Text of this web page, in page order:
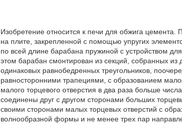
Изобретение относится к печи для обжига
на плите, закрепленной с помощью упругих
по всей длине барабана пружиной с устройством
этом барабан смонтирован из секций, собранных из
одинаковых равнобедренных треугольников,
равносторонними трапециями, с образованием
малого торцевого отверстия в два раза больше
соединены друг с другом сторонами больших
своими сторонами малых торцевых отверстий с
волнообразной формы и не менее трех пар